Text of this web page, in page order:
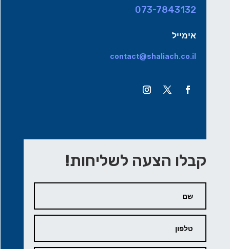
073-7843132
אימייל
contact@shaliach.co.il
קבלו הצעה לשליחות!